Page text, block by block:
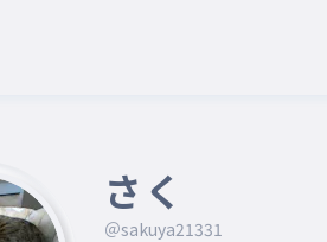
さく
＠sakuya21331